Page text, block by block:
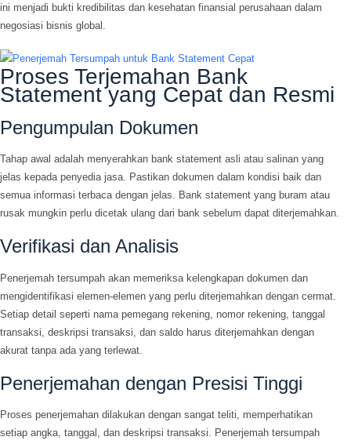
ini menjadi bukti kredibilitas dan kesehatan finansial perusahaan dalam
negosiasi bisnis global.
Proses Terjemahan Bank
Statement yang Cepat dan Resmi
Pengumpulan Dokumen
Tahap awal adalah menyerahkan bank statement asli atau salinan yang
jelas kepada penyedia jasa. Pastikan dokumen dalam kondisi baik dan
semua informasi terbaca dengan jelas. Bank statement yang buram atau
rusak mungkin perlu dicetak ulang dari bank sebelum dapat diterjemahkan.
Verifikasi dan Analisis
Penerjemah tersumpah akan memeriksa kelengkapan dokumen dan
mengidentifikasi elemen-elemen yang perlu diterjemahkan dengan cermat.
Setiap detail seperti nama pemegang rekening, nomor rekening, tanggal
transaksi, deskripsi transaksi, dan saldo harus diterjemahkan dengan
akurat tanpa ada yang terlewat.
Penerjemahan dengan Presisi Tinggi
Proses penerjemahan dilakukan dengan sangat teliti, memperhatikan
setiap angka, tanggal, dan deskripsi transaksi. Penerjemah tersumpah